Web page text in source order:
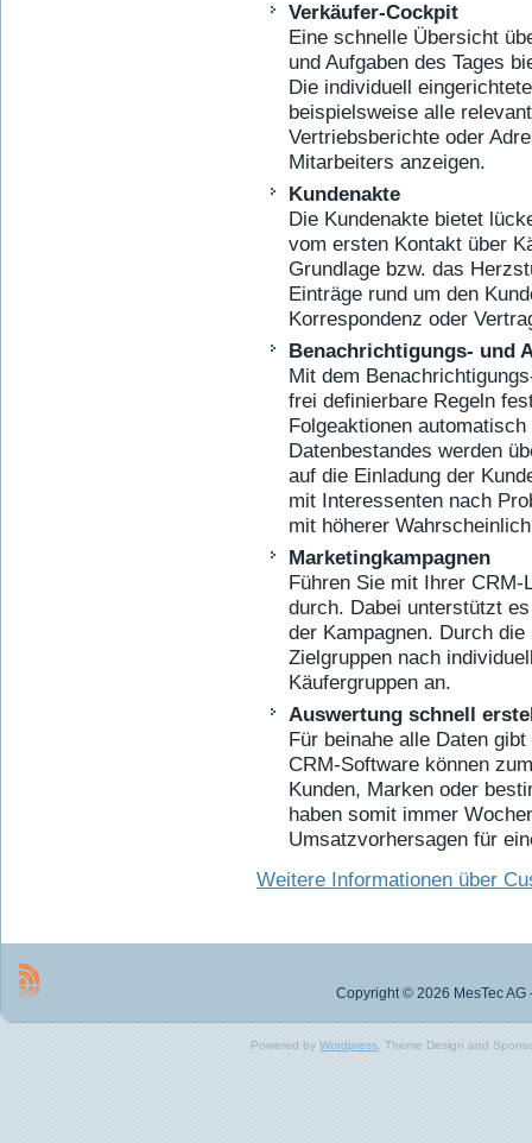
Verkäufer-Cockpit
Eine schnelle Übersicht
und Aufgaben des Tages
Die individuell
beispielsweise alle
Vertriebsberichte oder
Mitarbeiters anzeigen.
Kundenakte
Die Kundenakte bietet
vom ersten Kontakt über
Grundlage bzw. das
Einträge rund um den
Korrespondenz oder
Benachrichtigungs- und
Mit dem
frei definierbare Regeln
Folgeaktionen
Datenbestandes werden
auf die Einladung der
mit Interessenten nach
mit höherer
Marketingkampagnen
Führen Sie mit Ihrer
durch. Dabei unterstützt
der Kampagnen. Durch
Zielgruppen nach
Käufergruppen an.
Auswertung schnell
Für beinahe alle Daten
CRM-Software können
Kunden, Marken oder
haben somit immer
Umsatzvorhersagen für
Weitere Informationen über
Copyright © 2026 MesTec
Powered byWordpress, Theme Design and